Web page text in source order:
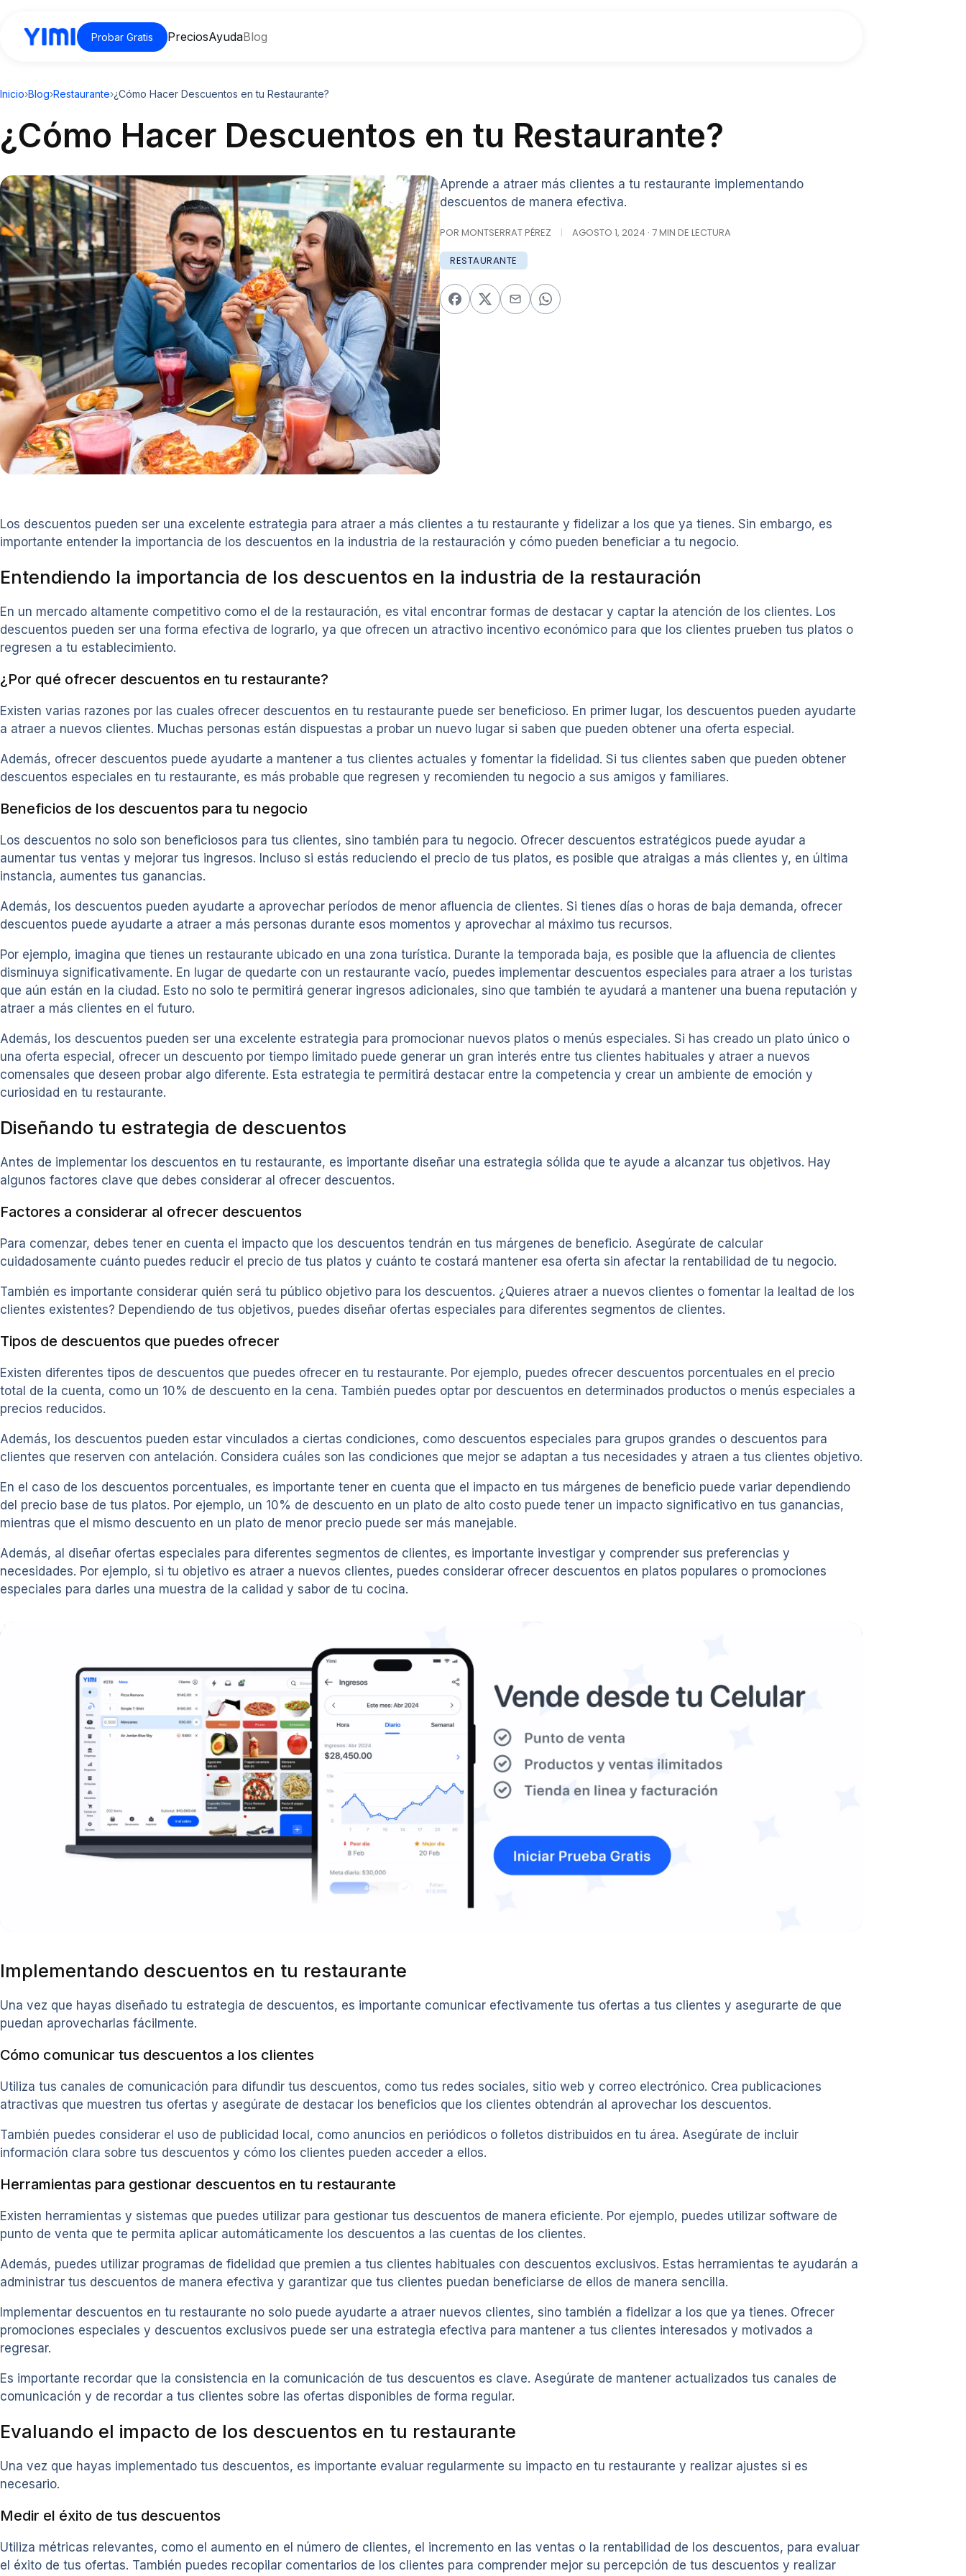
Probar Gratis PreciosAyudaBlog
Inicio›Blog›Restaurante›¿Cómo Hacer Descuentos en tu Restaurante?
¿Cómo Hacer Descuentos en tu Restaurante?
Aprende a atraer más clientes a tu restaurante implementando
descuentos de manera efectiva.
POR MONTSERRAT PÉREZ | AGOSTO 1, 2024 · 7 MIN DE LECTURA
RESTAURANTE
Los descuentos pueden ser una excelente estrategia para atraer a más clientes a tu restaurante y fidelizar a los que ya tienes. Sin embargo, es
importante entender la importancia de los descuentos en la industria de la restauración y cómo pueden beneficiar a tu negocio.
Entendiendo la importancia de los descuentos en la industria de la restauración
En un mercado altamente competitivo como el de la restauración, es vital encontrar formas de destacar y captar la atención de los clientes. Los
descuentos pueden ser una forma efectiva de lograrlo, ya que ofrecen un atractivo incentivo económico para que los clientes prueben tus platos o
regresen a tu establecimiento.
¿Por qué ofrecer descuentos en tu restaurante?
Existen varias razones por las cuales ofrecer descuentos en tu restaurante puede ser beneficioso. En primer lugar, los descuentos pueden ayudarte
a atraer a nuevos clientes. Muchas personas están dispuestas a probar un nuevo lugar si saben que pueden obtener una oferta especial.
Además, ofrecer descuentos puede ayudarte a mantener a tus clientes actuales y fomentar la fidelidad. Si tus clientes saben que pueden obtener
descuentos especiales en tu restaurante, es más probable que regresen y recomienden tu negocio a sus amigos y familiares.
Beneficios de los descuentos para tu negocio
Los descuentos no solo son beneficiosos para tus clientes, sino también para tu negocio. Ofrecer descuentos estratégicos puede ayudar a
aumentar tus ventas y mejorar tus ingresos. Incluso si estás reduciendo el precio de tus platos, es posible que atraigas a más clientes y, en última
instancia, aumentes tus ganancias.
Además, los descuentos pueden ayudarte a aprovechar períodos de menor afluencia de clientes. Si tienes días o horas de baja demanda, ofrecer
descuentos puede ayudarte a atraer a más personas durante esos momentos y aprovechar al máximo tus recursos.
Por ejemplo, imagina que tienes un restaurante ubicado en una zona turística. Durante la temporada baja, es posible que la afluencia de clientes
disminuya significativamente. En lugar de quedarte con un restaurante vacío, puedes implementar descuentos especiales para atraer a los turistas
que aún están en la ciudad. Esto no solo te permitirá generar ingresos adicionales, sino que también te ayudará a mantener una buena reputación y
atraer a más clientes en el futuro.
Además, los descuentos pueden ser una excelente estrategia para promocionar nuevos platos o menús especiales. Si has creado un plato único o
una oferta especial, ofrecer un descuento por tiempo limitado puede generar un gran interés entre tus clientes habituales y atraer a nuevos
comensales que deseen probar algo diferente. Esta estrategia te permitirá destacar entre la competencia y crear un ambiente de emoción y
curiosidad en tu restaurante.
Diseñando tu estrategia de descuentos
Antes de implementar los descuentos en tu restaurante, es importante diseñar una estrategia sólida que te ayude a alcanzar tus objetivos. Hay
algunos factores clave que debes considerar al ofrecer descuentos.
Factores a considerar al ofrecer descuentos
Para comenzar, debes tener en cuenta el impacto que los descuentos tendrán en tus márgenes de beneficio. Asegúrate de calcular
cuidadosamente cuánto puedes reducir el precio de tus platos y cuánto te costará mantener esa oferta sin afectar la rentabilidad de tu negocio.
También es importante considerar quién será tu público objetivo para los descuentos. ¿Quieres atraer a nuevos clientes o fomentar la lealtad de los
clientes existentes? Dependiendo de tus objetivos, puedes diseñar ofertas especiales para diferentes segmentos de clientes.
Tipos de descuentos que puedes ofrecer
Existen diferentes tipos de descuentos que puedes ofrecer en tu restaurante. Por ejemplo, puedes ofrecer descuentos porcentuales en el precio
total de la cuenta, como un 10% de descuento en la cena. También puedes optar por descuentos en determinados productos o menús especiales a
precios reducidos.
Además, los descuentos pueden estar vinculados a ciertas condiciones, como descuentos especiales para grupos grandes o descuentos para
clientes que reserven con antelación. Considera cuáles son las condiciones que mejor se adaptan a tus necesidades y atraen a tus clientes objetivo.
En el caso de los descuentos porcentuales, es importante tener en cuenta que el impacto en tus márgenes de beneficio puede variar dependiendo
del precio base de tus platos. Por ejemplo, un 10% de descuento en un plato de alto costo puede tener un impacto significativo en tus ganancias,
mientras que el mismo descuento en un plato de menor precio puede ser más manejable.
Además, al diseñar ofertas especiales para diferentes segmentos de clientes, es importante investigar y comprender sus preferencias y
necesidades. Por ejemplo, si tu objetivo es atraer a nuevos clientes, puedes considerar ofrecer descuentos en platos populares o promociones
especiales para darles una muestra de la calidad y sabor de tu cocina.
Implementando descuentos en tu restaurante
Una vez que hayas diseñado tu estrategia de descuentos, es importante comunicar efectivamente tus ofertas a tus clientes y asegurarte de que
puedan aprovecharlas fácilmente.
Cómo comunicar tus descuentos a los clientes
Utiliza tus canales de comunicación para difundir tus descuentos, como tus redes sociales, sitio web y correo electrónico. Crea publicaciones
atractivas que muestren tus ofertas y asegúrate de destacar los beneficios que los clientes obtendrán al aprovechar los descuentos.
También puedes considerar el uso de publicidad local, como anuncios en periódicos o folletos distribuidos en tu área. Asegúrate de incluir
información clara sobre tus descuentos y cómo los clientes pueden acceder a ellos.
Herramientas para gestionar descuentos en tu restaurante
Existen herramientas y sistemas que puedes utilizar para gestionar tus descuentos de manera eficiente. Por ejemplo, puedes utilizar software de
punto de venta que te permita aplicar automáticamente los descuentos a las cuentas de los clientes.
Además, puedes utilizar programas de fidelidad que premien a tus clientes habituales con descuentos exclusivos. Estas herramientas te ayudarán a
administrar tus descuentos de manera efectiva y garantizar que tus clientes puedan beneficiarse de ellos de manera sencilla.
Implementar descuentos en tu restaurante no solo puede ayudarte a atraer nuevos clientes, sino también a fidelizar a los que ya tienes. Ofrecer
promociones especiales y descuentos exclusivos puede ser una estrategia efectiva para mantener a tus clientes interesados y motivados a
regresar.
Es importante recordar que la consistencia en la comunicación de tus descuentos es clave. Asegúrate de mantener actualizados tus canales de
comunicación y de recordar a tus clientes sobre las ofertas disponibles de forma regular.
Evaluando el impacto de los descuentos en tu restaurante
Una vez que hayas implementado tus descuentos, es importante evaluar regularmente su impacto en tu restaurante y realizar ajustes si es
necesario.
Medir el éxito de tus descuentos
Utiliza métricas relevantes, como el aumento en el número de clientes, el incremento en las ventas o la rentabilidad de los descuentos, para evaluar
el éxito de tus ofertas. También puedes recopilar comentarios de los clientes para comprender mejor su percepción de tus descuentos y realizar